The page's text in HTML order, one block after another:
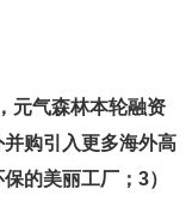
元气森林本轮融资
购引入更多海外高
的美丽工厂；3）